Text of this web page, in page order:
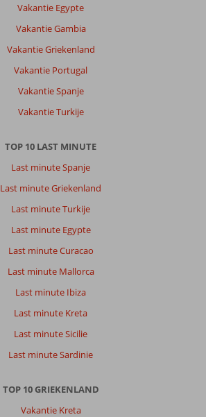
Vakantie Egypte
Vakantie Gambia
Vakantie Griekenland
Vakantie Portugal
Vakantie Spanje
Vakantie Turkije
TOP 10 LAST MINUTE
Last minute Spanje
Last minute Griekenland
Last minute Turkije
Last minute Egypte
Last minute Curacao
Last minute Mallorca
Last minute Ibiza
Last minute Kreta
Last minute Sicilie
Last minute Sardinie
TOP 10 GRIEKENLAND
Vakantie Kreta